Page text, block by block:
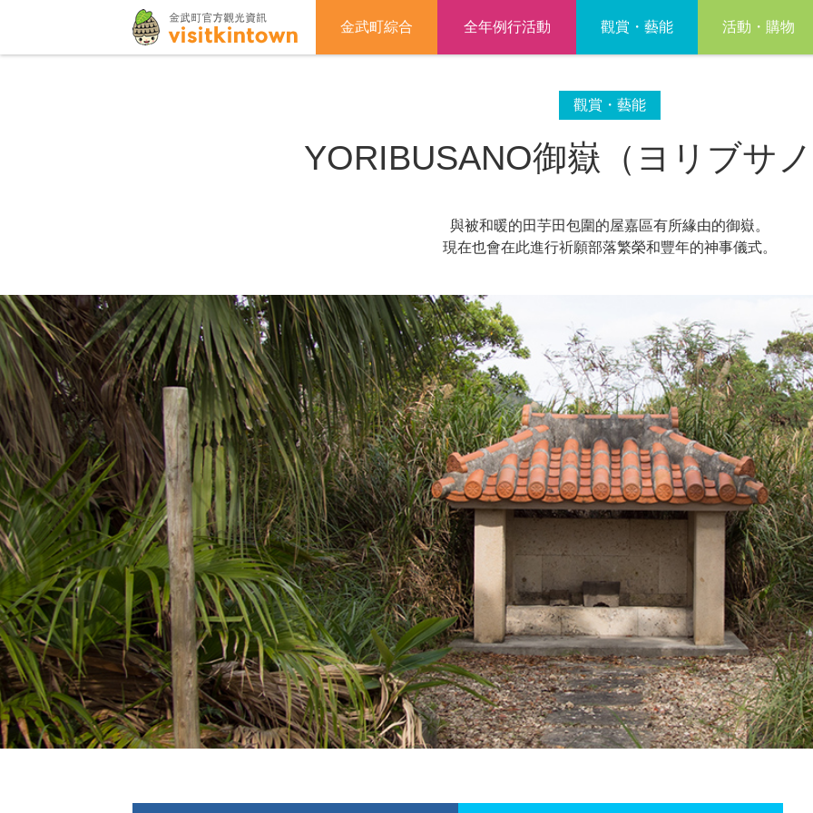
金武町綜合 全年例行活動 觀賞・藝能 活動・購物
觀賞・藝能
YORIBUSANO御嶽（ヨリブサ
與被和暖的田芋田包圍的屋嘉區有所緣由的御嶽。
現在也會在此進行祈願部落繁榮和豐年的神事儀式。